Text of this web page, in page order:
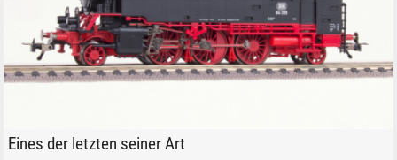
Fleischmann digitale Dampflokomotive 64 335 H0 aus dem Startset
Eines der letzten seiner Art